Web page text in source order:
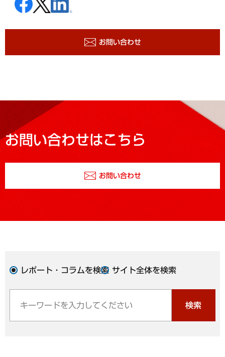
お問い合わせ
お問い合わせはこちら
お問い合わせ
レポート・コラムを検索 サイト全体を検索
検索